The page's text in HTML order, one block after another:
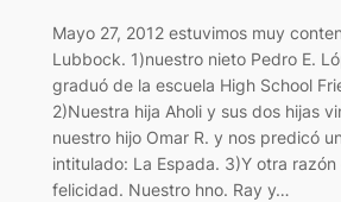
Mayo 27, 2012 estuvimos muy
Lubbock. 1)nuestro nieto Pedro E.
graduó de la escuela High School
2)Nuestra hija Aholi y sus dos hijas
nuestro hijo Omar R. y nos predicó
intitulado: La Espada. 3)Y otra
felicidad. Nuestro hno. Ray y…